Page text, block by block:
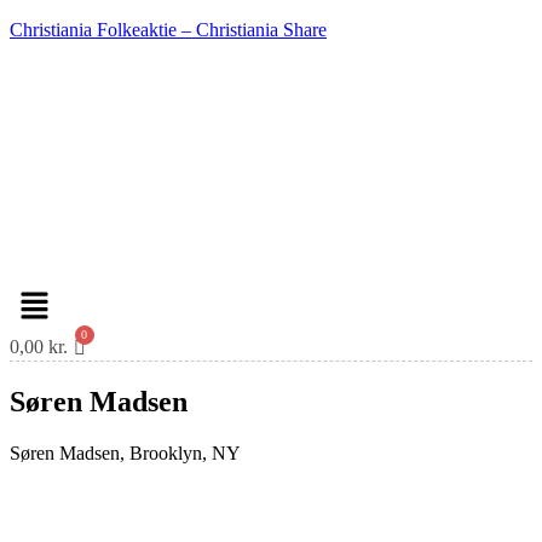
Christiania Folkeaktie – Christiania Share
Menu
0,00 kr.
Søren Madsen
Søren Madsen, Brooklyn, NY